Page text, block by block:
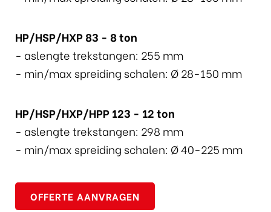
HP/HSP/HXP 83 - 8 ton
- aslengte trekstangen: 255 mm
- min/max spreiding schalen: Ø 28-150 mm
HP/HSP/HXP/HPP 123 - 12 ton
- aslengte trekstangen: 298 mm
- min/max spreiding schalen: Ø 40-225 mm
OFFERTE AANVRAGEN